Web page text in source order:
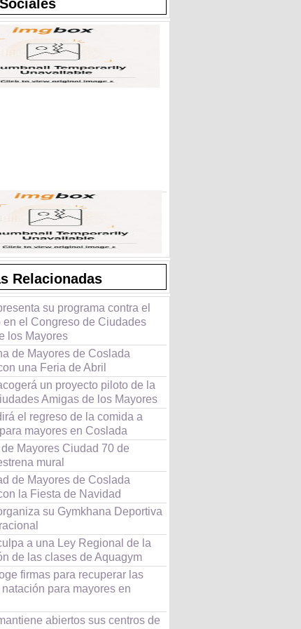
Relacionadas
su programa contra el
en el Congreso de Ciudades
los Mayores
de Mayores de Coslada
una Feria de Abril
un proyecto piloto de la
Amigas de los Mayores
el regreso de la comida a
mayores en Coslada
Mayores Ciudad 70 de
mural
de Mayores de Coslada
la Fiesta de Navidad
su Gymkhana Deportiva
a una Ley Regional de la
de las clases de Aquagym
firmas para recuperar las
para mayores en
abiertos sus centros de